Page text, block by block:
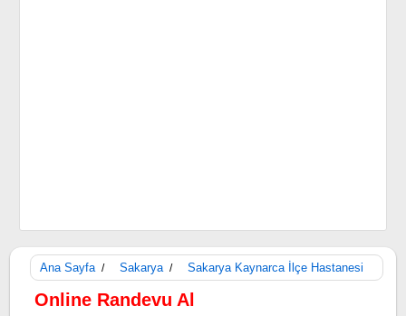
Ana Sayfa / Sakarya / Sakarya Kaynarca İlçe Hastanesi
Online Randevu Al